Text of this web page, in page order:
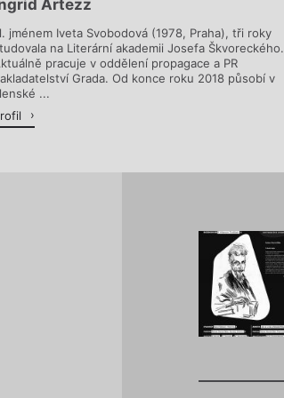
Artezz
jménem Iveta Svobodová (1978, Praha), tři roky
na Literární akademii Josefa Škvoreckého.
pracuje v oddělení propagace a PR
Grada. Od konce roku 2018 působí v
...